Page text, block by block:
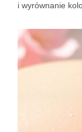
i wyrównanie